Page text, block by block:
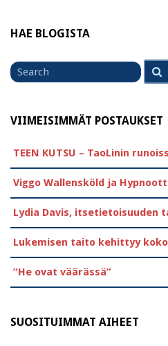
HAE BLOGISTA
Search
for
VIIMEISIMMÄT POSTAUKSET
TEEN KUTSU – TaoLinin
Viggo Wallensköld ja
Lydia Davis, itsetietoisuuden
Lukemisen taito kehittyy
”He ovat väärässä”
SUOSITUIMMAT AIHEET